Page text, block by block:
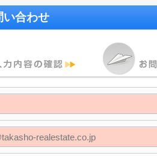
い合わせ